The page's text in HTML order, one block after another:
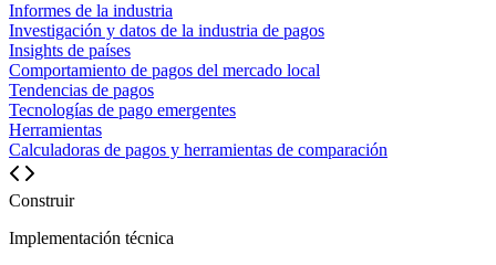
Informes de la industria
Investigación y datos de la industria de pagos
Insights de países
Comportamiento de pagos del mercado local
Tendencias de pagos
Tecnologías de pago emergentes
Herramientas
Calculadoras de pagos y herramientas de comparación
Construir
Implementación técnica